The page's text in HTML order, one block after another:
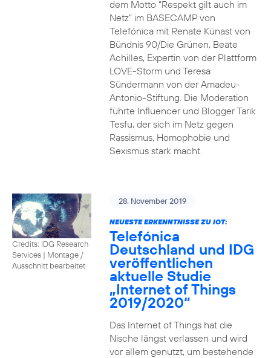
dem Motto “Respekt gilt auch im
Netz” im BASECAMP von
Telefónica mit Renate Künast von
Bündnis 90/Die Grünen, Beate
Achilles, Expertin von der Plattform
LOVE-Storm und Teresa
Sündermann von der Amadeu-
Antonio-Stiftung. Die Moderation
führte Influencer und Blogger Tarik
Tesfu, der sich im Netz gegen
Rassismus, Homophobie und
Sexismus stark macht.
Credits: IDG Research
Services | Montage /
Ausschnitt bearbeitet
28. November 2019
NEUESTE ERKENNTNISSE ZU IOT:
Telefónica
Deutschland und IDG
veröffentlichen
aktuelle Studie
„Internet of Things
2019/2020“
Das Internet of Things hat die
Nische längst verlassen und wird
vor allem genutzt, um bestehende